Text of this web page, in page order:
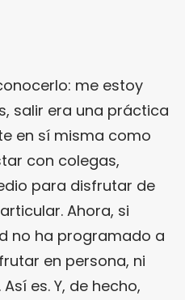
me estoy
salir era una práctica
en sí misma como
con colegas,
para disfrutar de
Ahora, si
no ha programado a
en persona, ni
es. Y, de hecho,